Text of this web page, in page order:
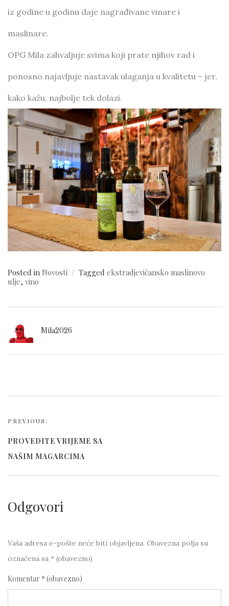
iz godine u godinu daje nagrađivane vinare i
maslinare.
OPG Mila zahvaljuje svima koji prate njihov rad i
ponosno najavljuje nastavak ulaganja u kvalitetu – jer,
kako kažu, najbolje tek dolazi.
Posted in Novosti Taggedekstradjevičansko maslinovo
ulje, vino
Mila2026
objava
PREVIOUS:
PROVEDITE VRIJEME SA
NAŠIM MAGARCIMA
Odgovori
Vaša adresa e-pošte neće biti objavljena. Obavezna polja su
označena sa * (obavezno)
Komentar * (obavezno)